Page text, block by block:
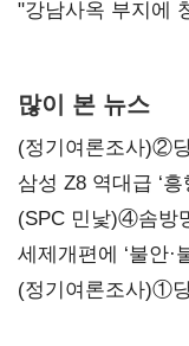
"강남사옥 부지에
많이 본 뉴스
(정기여론조사)②
삼성 Z8 역대급 ‘
대전’
(SPC 민낯)④솜방
세제개편에 ‘불안
힘들어질 것"
(정기여론조사)①